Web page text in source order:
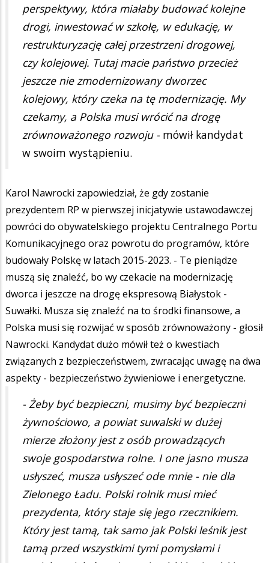
perspektywy, która miałaby budować kolejne
drogi, inwestować w szkołę, w edukację, w
restrukturyzację całej przestrzeni drogowej,
czy kolejowej. Tutaj macie państwo przecież
jeszcze nie zmodernizowany dworzec
kolejowy, który czeka na tę modernizację. My
czekamy, a Polska musi wrócić na drogę
zrównoważonego rozwoju - mówił kandydat
w swoim wystąpieniu.
Karol Nawrocki zapowiedział, że gdy zostanie
prezydentem RP w pierwszej inicjatywie ustawodawczej
powróci do obywatelskiego projektu Centralnego Portu
Komunikacyjnego oraz powrotu do programów, które
budowały Polskę w latach 2015-2023. - Te pieniądze
muszą się znaleźć, bo wy czekacie na modernizację
dworca i jeszcze na drogę ekspresową Białystok -
Suwałki. Musza się znaleźć na to środki finansowe, a
Polska musi się rozwijać w sposób zrównoważony - głosił
Nawrocki. Kandydat dużo mówił też o kwestiach
związanych z bezpieczeństwem, zwracając uwagę na dwa
aspekty - bezpieczeństwo żywieniowe i energetyczne.
- Żeby być bezpieczni, musimy być bezpieczni
żywnościowo, a powiat suwalski w dużej
mierze złożony jest z osób prowadzących
swoje gospodarstwa rolne. I one jasno musza
usłyszeć, musza usłyszeć ode mnie - nie dla
Zielonego Ładu. Polski rolnik musi mieć
prezydenta, który staje się jego rzecznikiem.
Który jest tamą, tak samo jak Polski leśnik jest
tamą przed wszystkimi tymi pomysłami i